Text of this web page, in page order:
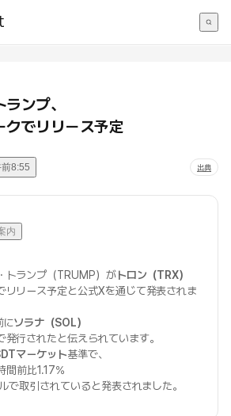
ンプ、
クでリリース予定
8:55 出典
内
トランプ（TRUMP）がトロン（TRX）
リリース予定と公式Xを通じて発表されま
にソラナ（SOL）
発行されたと伝えられています。
マーケット基準で、
間前比1.17%
で取引されていると発表されました。